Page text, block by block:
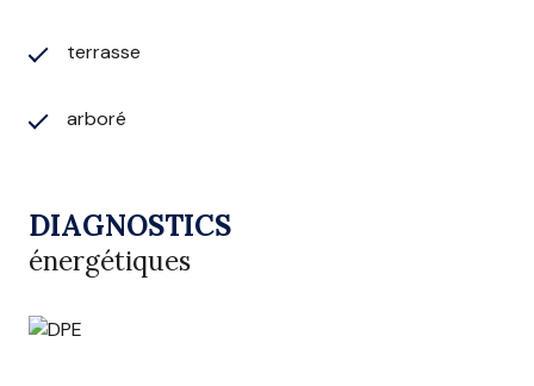
terrasse
arboré
DIAGNOSTICS
énergétiques